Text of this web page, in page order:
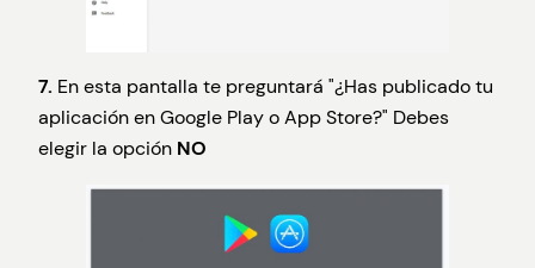
7. En esta pantalla te preguntará "¿Has publicado tu
aplicación en Google Play o App Store?" Debes
elegir la opción NO